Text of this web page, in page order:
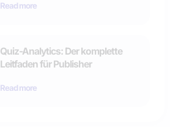
Read more
Quiz-Analytics: Der komplette
Leitfaden für Publisher
Read more